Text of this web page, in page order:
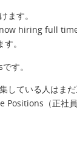
ます。
hiring full
。
す。
している人はま
Positions（正社